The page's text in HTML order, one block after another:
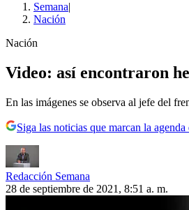
Semana|
Nación
Nación
Video: así encontraron
En las imágenes se observa al jefe del
Siga las noticias que marcan la
Redacción Semana
28 de septiembre de 2021, 8:51 a. m.